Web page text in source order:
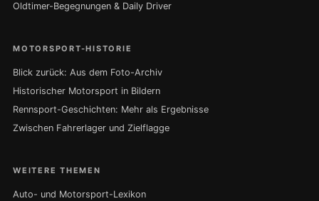
Oldtimer-Begegnungen & Daily Driver
MOTORSPORT-HISTORIE
Blick zurück: Aus dem Foto-Archiv
Historischer Motorsport in Bildern
Rennsport-Geschichten: Mehr als Ergebnisse
Zwischen Fahrerlager und Zielflagge
WEITERE THEMEN
Auto- und Motorsport-Lexikon